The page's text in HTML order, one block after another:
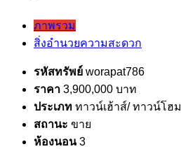
ภาพรวม
สิ่งอำนวยความสะดวก
รหัสทรัพย์ worapat786
ราคา 3,900,000 บาท
ประเภท ทาวน์เฮ้าส์/ ทาวน์โฮม
สถานะ ขาย
ห้องนอน 3